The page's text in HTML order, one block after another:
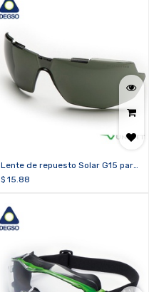
Lente de repuesto Solar G15 para
gafa Univet 5X1
$ 15.88